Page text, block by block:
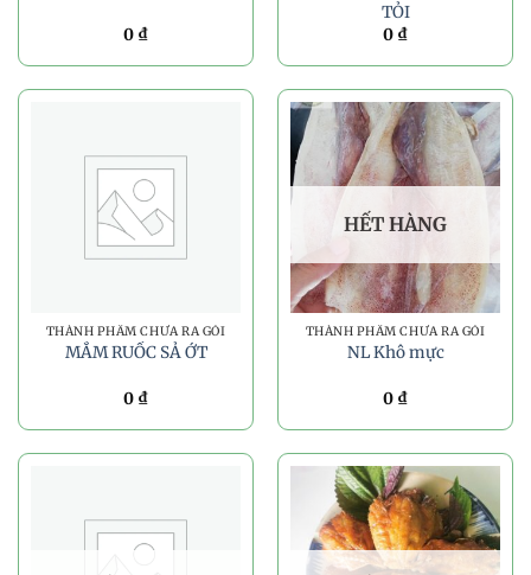
0 ₫
TỎI
0 ₫
THÀNH PHẨM CHƯA RA GÓI
MẮM RUỐC SẢ ỚT
0 ₫
HẾT HÀNG
THÀNH PHẨM CHƯA RA GÓI
NL Khô mực
0 ₫